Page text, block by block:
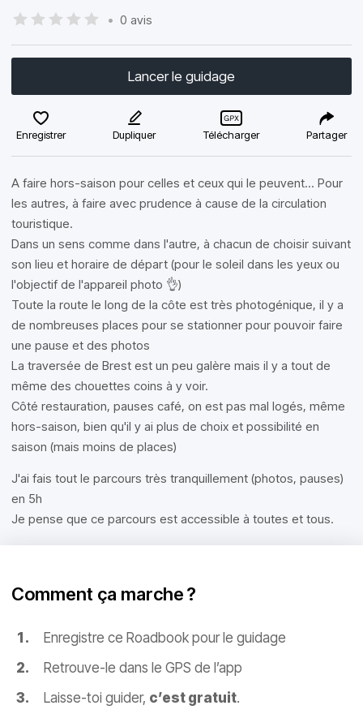
• 0 avis
Lancer le guidage
Enregistrer Dupliquer Télécharger Partager
A faire hors-saison pour celles et ceux qui le peuvent... Pour
les autres, à faire avec prudence à cause de la circulation
touristique.
Dans un sens comme dans l'autre, à chacun de choisir suivant
son lieu et horaire de départ (pour le soleil dans les yeux ou
l'objectif de l'appareil photo 👌)
Toute la route le long de la côte est très photogénique, il y a
de nombreuses places pour se stationner pour pouvoir faire
une pause et des photos
La traversée de Brest est un peu galère mais il y a tout de
même des chouettes coins à y voir.
Côté restauration, pauses café, on est pas mal logés, même
hors-saison, bien qu'il y ai plus de choix et possibilité en
saison (mais moins de places)
J'ai fais tout le parcours très tranquillement (photos, pauses)
en 5h
Je pense que ce parcours est accessible à toutes et tous.
Comment ça marche ?
Enregistre ce Roadbook pour le guidage
Retrouve-le dans le GPS de l’app
Laisse-toi guider, c’est gratuit.